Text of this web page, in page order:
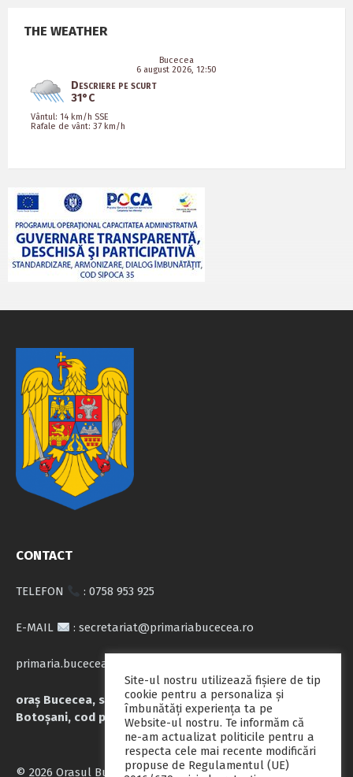
THE WEATHER
Bucecea
6 august 2026, 12:50
Descriere pe scurt
31°C
Vântul: 14 km/h SSE
Rafale de vânt: 37 km/h
CONTACT
TELEFON : 0758 953 925
E-MAIL : secretariat@primariabucecea.ro
primaria.bucecea@yahoo.com
oraș Bucecea, str. Calea Națională nr.71, județul
Botoșani, cod poștal 717045
© 2026 Orasul Bucecea
Site-ul nostru utilizează fişiere de tip
cookie pentru a personaliza și
îmbunătăți experiența ta pe
Website-ul nostru. Te informăm că
ne-am actualizat politicile pentru a
respecta cele mai recente modificări
propuse de Regulamentul (UE)